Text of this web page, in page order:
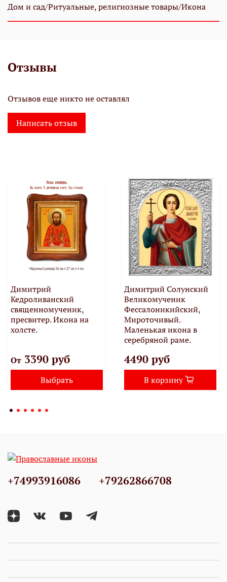
Дом и сад/Ритуальные, религиозные товары/Икона
Отзывы
Отзывов еще никто не оставлял
Написать отзыв
Димитрий
Кедроливанский
священномученик,
пресвитер. Икона на
холсте.
От3390 руб
Выбрать
Димитрий Солунский
Великомученик
Фессалоникийский,
Мироточивый.
Маленькая икона в
серебряной раме.
4490 руб
В корзину
+74993916086 +79262866708